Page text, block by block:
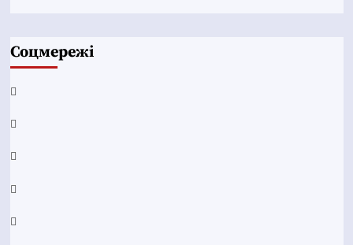
Соцмережі
Facebook
YouTube
Telegram
Instagram
Twitter